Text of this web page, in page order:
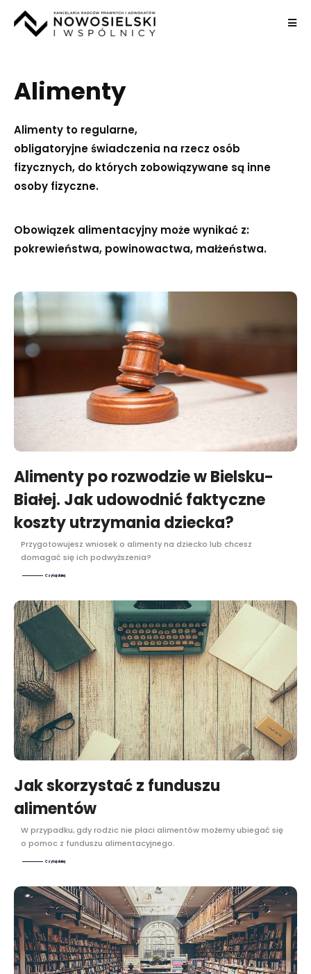
Alimenty
Alimenty to regularne,
obligatoryjne świadczenia na rzecz osób
fizycznych, do których zobowiązywane są inne
osoby fizyczne.
Obowiązek alimentacyjny może wynikać z:
pokrewieństwa, powinowactwa, małżeństwa.
Alimenty po rozwodzie w Bielsku-
Białej. Jak udowodnić faktyczne
koszty utrzymania dziecka?
Przygotowujesz wniosek o alimenty na dziecko lub chcesz
domagać się ich podwyższenia?
Czytaj dalej
Jak skorzystać z funduszu
alimentów
W przypadku, gdy rodzic nie płaci alimentów możemy ubiegać się
o pomoc z funduszu alimentacyjnego.
Czytaj dalej